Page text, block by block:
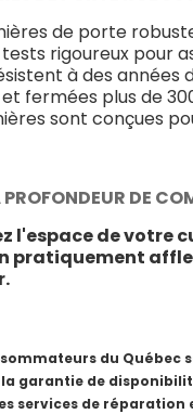
de porte
tests rigoureux pour
à des années
fermées plus de
sont conçues
PROFONDEUR DE
l'espace de votre
pratiquement
du Québec
garantie de
services de réparation